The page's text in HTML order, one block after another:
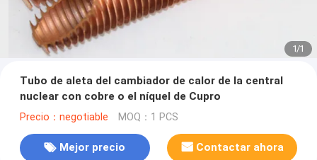
1/1
Tubo de aleta del cambiador de calor de la central
nuclear con cobre o el níquel de Cupro
Precio：negotiable MOQ：1 PCS
Mejor precio Contactar ahora